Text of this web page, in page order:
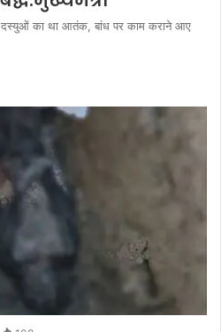
का था आतंक, बांध पर काम कराने आए